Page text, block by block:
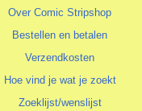
Over Comic Stripshop
Bestellen en betalen
Verzendkosten
Hoe vind je wat je zoekt
Zoeklijst/wenslijst